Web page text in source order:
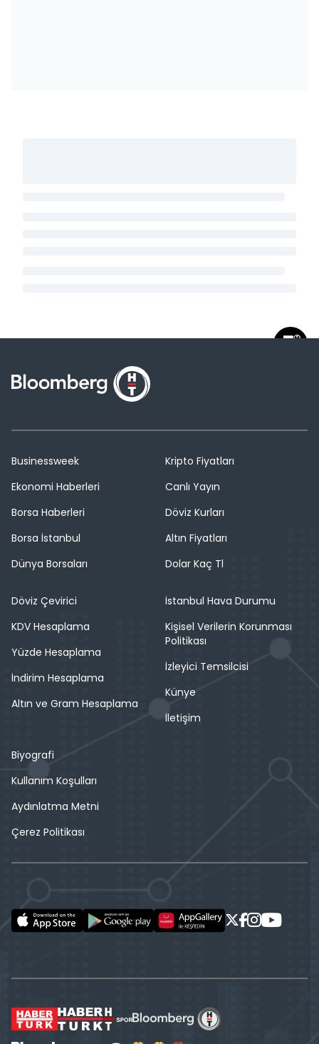
Businessweek
Ekonomi Haberleri
Borsa Haberleri
Borsa İstanbul
Dünya Borsaları
Kripto Fiyatları
Canlı Yayın
Döviz Kurları
Altın Fiyatları
Dolar Kaç Tl
Döviz Çevirici
KDV Hesaplama
Yüzde Hesaplama
İndirim Hesaplama
Altın ve Gram Hesaplama
İstanbul Hava Durumu
Kişisel Verilerin Korunması
Politikası
İzleyici Temsilcisi
Künye
İletişim
Biyografi
Kullanım Koşulları
Aydınlatma Metni
Çerez Politikası